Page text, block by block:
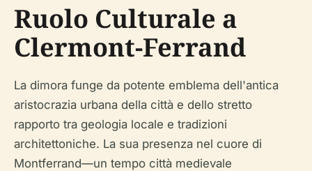
Ruolo Culturale a
Clermont-Ferrand
La dimora funge da potente emblema dell'antica
aristocrazia urbana della città e dello stretto
rapporto tra geologia locale e tradizioni
architettoniche. La sua presenza nel cuore di
Montferrand—un tempo città medievale